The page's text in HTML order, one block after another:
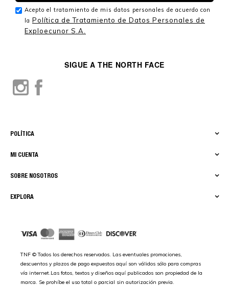
EXPLORA
SOBRE NOSOTROS
MI CUENTA
POLÍTICA
SIGUE A THE NORTH FACE
TNF © Todos los derechos reservados. Las eventuales promociones,
descuentos y plazos de pago expuestos aquí son válidos sólo para compras
vía internet.Las fotos, textos y diseños aquí publicados son propiedad de la
marca. Se prohíbe el uso total o parcial sin autorización previa.
Acepto el tratamiento de mis datos personales de acuerdo con
la Política de Tratamiento de Datos Personales de
Exploecunor S.A.